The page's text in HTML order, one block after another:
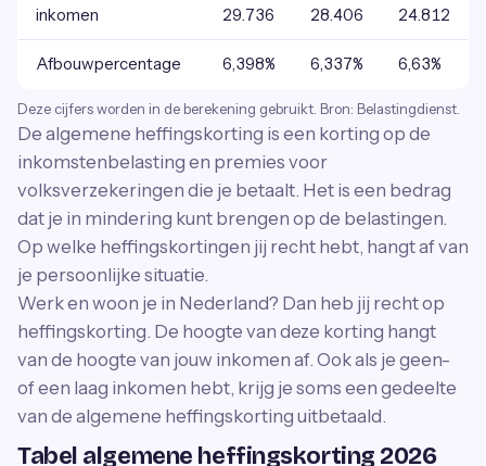
inkomen
29.736
28.406
24.812
Afbouwpercentage 6,398% 6,337% 6,63%
Deze cijfers worden in de berekening gebruikt. Bron: Belastingdienst.
De algemene heffingskorting is een korting op de
inkomstenbelasting en premies voor
volksverzekeringen die je betaalt. Het is een bedrag
dat je in mindering kunt brengen op de belastingen.
Op welke heffingskortingen jij recht hebt, hangt af van
je persoonlijke situatie.
Werk en woon je in Nederland? Dan heb jij recht op
heffingskorting. De hoogte van deze korting hangt
van de hoogte van jouw inkomen af. Ook als je geen-
of een laag inkomen hebt, krijg je soms een gedeelte
van de algemene heffingskorting uitbetaald.
Tabel algemene heffingskorting 2026